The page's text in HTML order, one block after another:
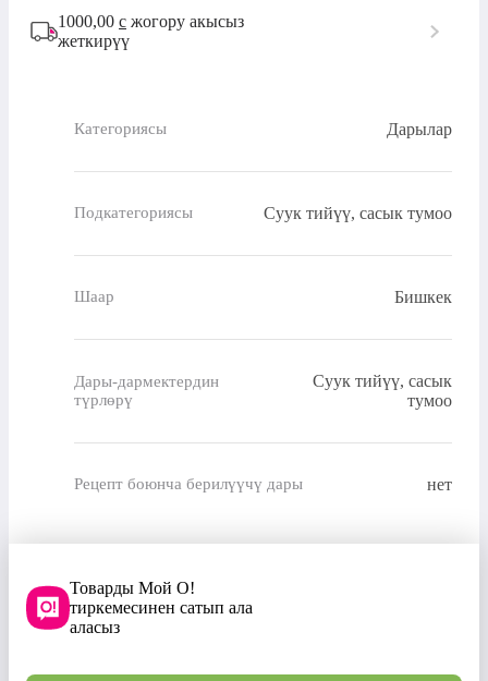
1000,00 с жогору акысыз
жеткирүү
Категориясы Дарылар
Подкатегориясы Суук тийүү, сасык тумоо
Шаар Бишкек
Дары-дармектердин
түрлөрү
Суук тийүү, сасык
тумоо
Рецепт боюнча берилүүчү дары нет
Товарды Мой О!
тиркемесинен сатып ала
аласыз